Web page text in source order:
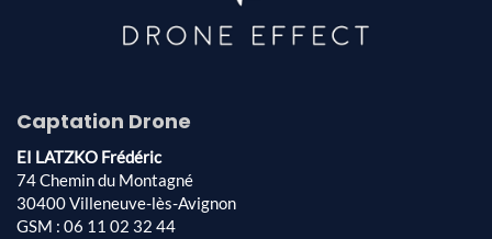
Captation Drone
EI LATZKO Frédéric
74 Chemin du Montagné
30400 Villeneuve-lès-Avignon
GSM : 06 11 02 32 44